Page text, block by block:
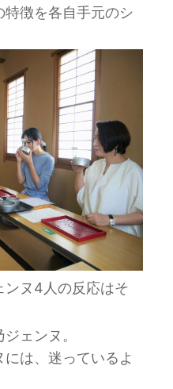
徴を各自手元のシ
ンヌ4人の反応はそ
ェンヌ。
は、迷っているよ